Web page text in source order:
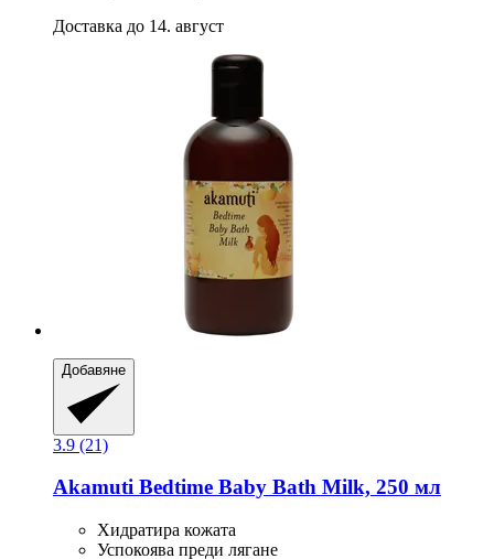
Доставка до 14. август
Добавяне
3.9 (21)
Akamuti Bedtime Baby Bath Milk, 250 мл
Хидратира кожата
Успокоява преди лягане